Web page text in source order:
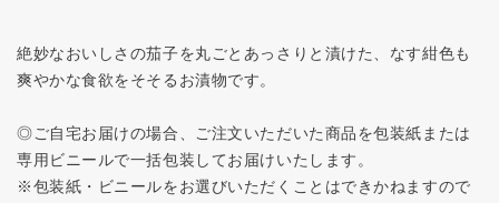
絶妙なおいしさの茄子を丸ごとあっさりと漬けた、なす紺色も
爽やかな食欲をそそるお漬物です。
◎ご自宅お届けの場合、ご注文いただいた商品を包装紙または
専用ビニールで一括包装してお届けいたします。
※包装紙・ビニールをお選びいただくことはできかねますので